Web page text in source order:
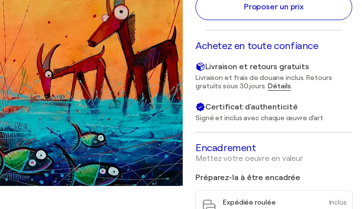
Proposer un prix
Achetez en toute confiance
Livraison et retours gratuits
Livraison et frais de douane inclus. Retours
gratuits sous 30 jours. Détails
Certificat d'authenticité
Signé et inclus avec chaque œuvre d'art
Encadrement
Mettez votre oeuvre en valeur
Préparez-la à être encadrée
Inclus
Expédiée roulée